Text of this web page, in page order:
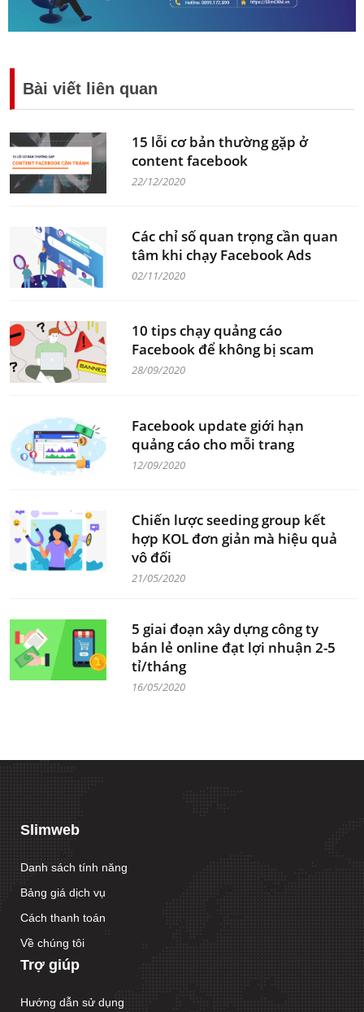
Bài viết liên quan
15 lỗi cơ bản thường gặp ở
content facebook
22/12/2020
Các chỉ số quan trọng cần quan
tâm khi chạy Facebook Ads
02/11/2020
10 tips chạy quảng cáo
Facebook để không bị scam
28/09/2020
Facebook update giới hạn
quảng cáo cho mỗi trang
12/09/2020
Chiến lược seeding group kết
hợp KOL đơn giản mà hiệu quả
vô đối
21/05/2020
5 giai đoạn xây dựng công ty
bán lẻ online đạt lợi nhuận 2-5
tỉ/tháng
16/05/2020
Slimweb
Danh sách tính năng
Bảng giá dịch vụ
Cách thanh toán
Về chúng tôi
Trợ giúp
Hướng dẫn sử dụng